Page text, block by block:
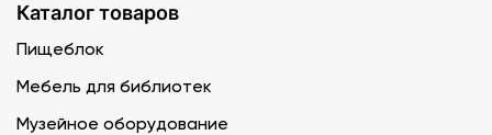
Каталог товаров
Пищеблок
Мебель для библиотек
Музейное оборудование